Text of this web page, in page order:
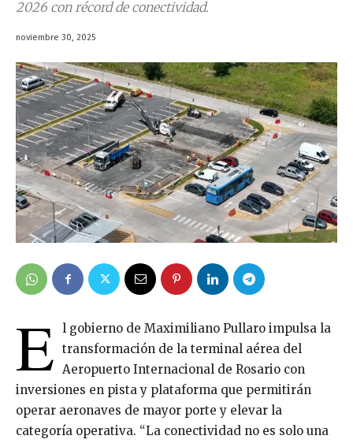
2026 con récord de conectividad.
noviembre 30, 2025
E l gobierno de Maximiliano Pullaro impulsa la
transformación de la terminal aérea del
Aeropuerto Internacional de Rosario con
inversiones en pista y plataforma que permitirán
operar aeronaves de mayor porte y elevar la
categoría operativa. “La conectividad no es solo una